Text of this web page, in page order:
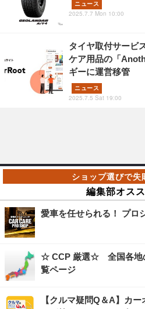
ニュース
2025.7.7 Mon 10:00
タイヤ取付サービ
ケア用品の「
ギーに運営移管
ニュース
2025.7.5 Sat 19:00
編集部オス
愛車を任せられる！ プロ
☆ CCP 厳選☆ 全国各地
覧ページ
【クルマ疑問Q＆A】カ